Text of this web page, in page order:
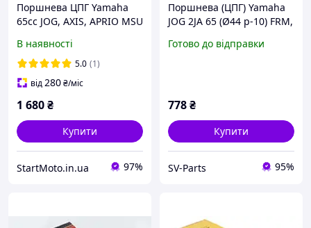
Поршнева ЦПГ Yamaha
65cc JOG, AXIS, APRIO MSU
В наявності
5.0 (1)
від280₴/міс
1 680₴
Купити
StartMoto.in.ua 97%
Поршнева (ЦПГ) Yamaha
JOG 2JA 65 (Ø44 p-10) FRM,
Готово до відправки
778₴
Купити
SV-Parts 95%